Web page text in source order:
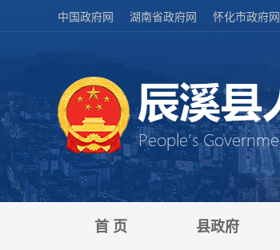
中国政府网 湖南省政府网 怀化市政府网
首 页 县政府